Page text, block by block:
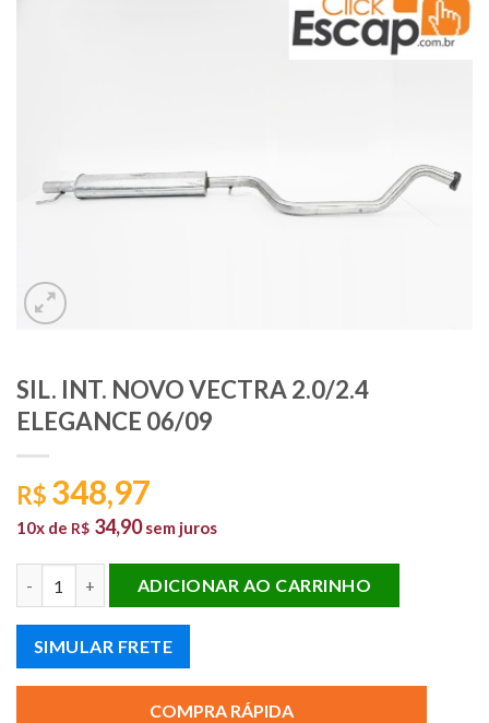
SIL. INT. NOVO VECTRA 2.0/2.4
ELEGANCE 06/09
R$ 348,97
10x de R$ 34,90 sem juros
ADICIONAR AO CARRINHO
SIMULAR FRETE
COMPRA RÁPIDA